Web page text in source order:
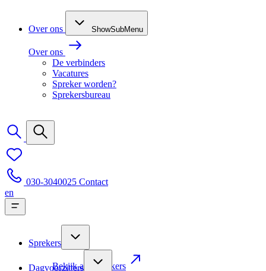
Over ons ShowSubMenu
Over ons
De verbinders
Vacatures
Spreker worden?
Sprekersbureau
030-3040025 Contact
en
Sprekers
Bekijk alle sprekers
Dagvoorzitters